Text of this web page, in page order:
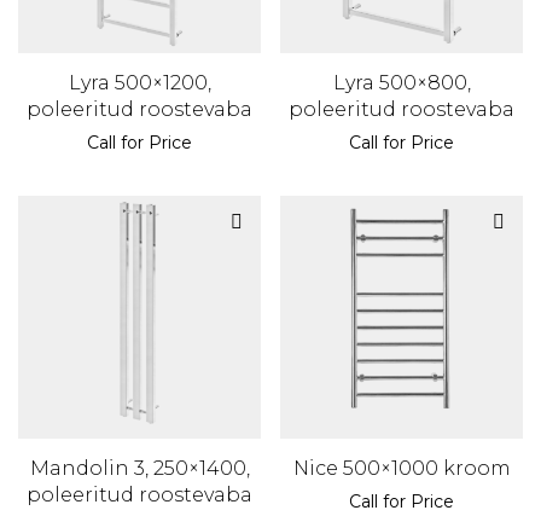
Lyra 500×1200,
poleeritud roostevaba
Call for Price
Lyra 500×800,
poleeritud roostevaba
Call for Price
Mandolin 3, 250×1400,
poleeritud roostevaba
Nice 500×1000 kroom
Call for Price